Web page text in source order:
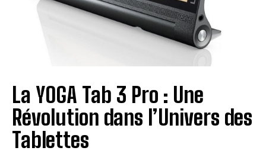
La YOGA Tab 3 Pro : Une
Révolution dans l’Univers des
Tablettes